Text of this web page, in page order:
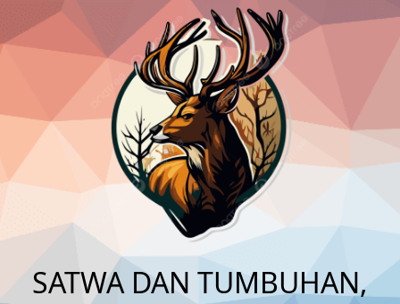
content
SATWA DAN TUMBUHAN,